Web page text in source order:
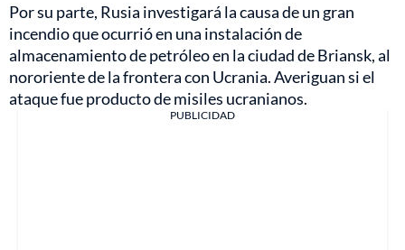
Por su parte, Rusia investigará la causa de un gran
incendio que ocurrió en una instalación de
almacenamiento de petróleo en la ciudad de Briansk, al
nororiente de la frontera con Ucrania. Averiguan si el
ataque fue producto de misiles ucranianos.
PUBLICIDAD